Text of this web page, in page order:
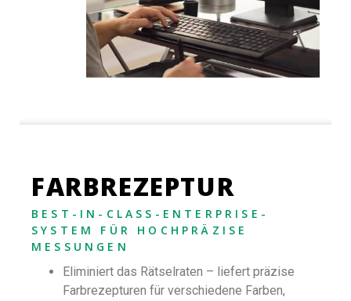
FARBREZEPTUR
BEST-IN-CLASS-ENTERPRISE-
SYSTEM FÜR HOCHPRÄZISE
MESSUNGEN
Eliminiert das Rätselraten – liefert präzise
Farbrezepturen für verschiedene Farben,